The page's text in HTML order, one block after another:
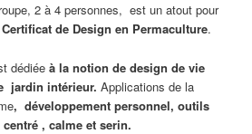
2 à 4 personnes, est un atout pour
Certificat de Design en Permaculture.
dédiée à la notion de design de vie
jardin intérieur. Applications de la
, développement personnel, outils
, calme et serin.